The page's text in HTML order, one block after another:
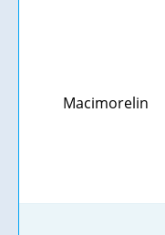
Macimorelin